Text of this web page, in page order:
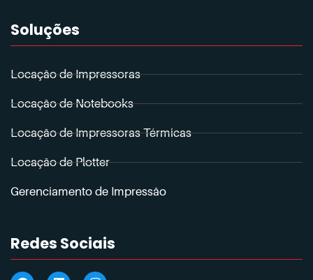
Soluções
Locação de Impressoras
Locação de Notebooks
Locação de Impressoras Térmicas
Locação de Plotter
Gerenciamento de Impressão
Redes Sociais